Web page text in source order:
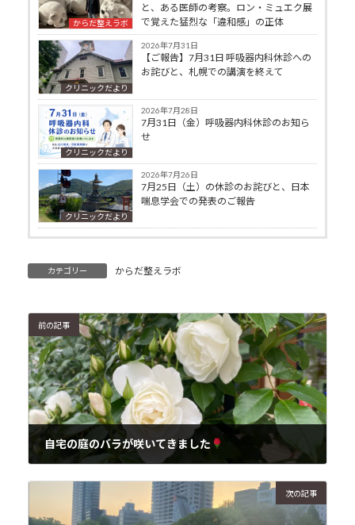
からだ整えラボ
と、ある医師の考察。ロン・ミュエク展
で覚えた猛烈な「違和感」の正体
クリニックだより
2026年7月31日
【ご報告】7月31日 呼吸器内科休診への
お詫びと、札幌での講演を終えて
クリニックだより
2026年7月28日
7月31日（金）呼吸器内科休診のお知ら
せ
クリニックだより
2026年7月26日
7月25日（土）の休診のお詫びと、日本
喘息学会での発表のご報告
カテゴリー からだ整えラボ
前の記事
自宅の庭のバラが咲いてきました
次の記事